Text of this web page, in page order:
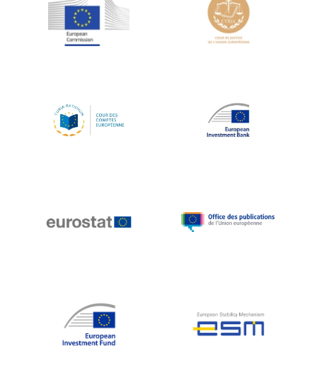
Jean-Louis Schiltz
Jean-Victor Louis
Johnny Åkerholm
Katharien L.C. Hunt
Klaus-Heiner Lehne
Koen LENAERTS
Lars Heikensten